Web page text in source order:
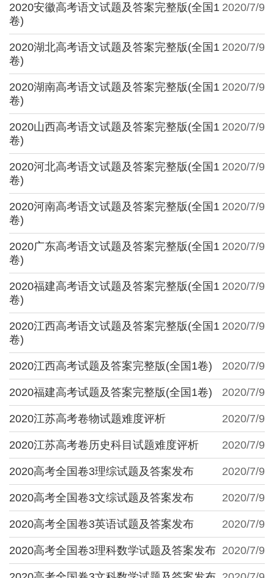
2020/7/9
2020安徽高考语文试题及答案完整版(全国1
卷)
2020/7/9
2020湖北高考语文试题及答案完整版(全国1
卷)
2020/7/9
2020湖南高考语文试题及答案完整版(全国1
卷)
2020/7/9
2020山西高考语文试题及答案完整版(全国1
卷)
2020/7/9
2020河北高考语文试题及答案完整版(全国1
卷)
2020/7/9
2020河南高考语文试题及答案完整版(全国1
卷)
2020/7/9
2020广东高考语文试题及答案完整版(全国1
卷)
2020/7/9
2020福建高考语文试题及答案完整版(全国1
卷)
2020/7/9
2020江西高考语文试题及答案完整版(全国1
卷)
2020/7/9
2020江西高考试题及答案完整版(全国1卷)
2020/7/9
2020福建高考试题及答案完整版(全国1卷)
2020/7/9
2020江苏高考卷物试题难度评析
2020/7/9
2020江苏高考卷历史科目试题难度评析
2020/7/9
2020高考全国卷3理综试题及答案发布
2020/7/9
2020高考全国卷3文综试题及答案发布
2020/7/9
2020高考全国卷3英语试题及答案发布
2020/7/9
2020高考全国卷3理科数学试题及答案发布